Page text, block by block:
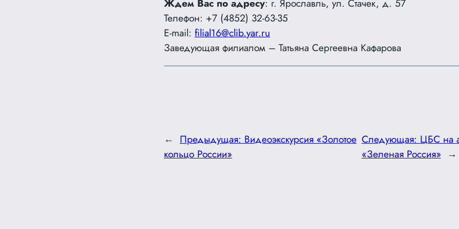
Ждем Вас по адресу: г. Ярославль, ул. Стачек, д. 57
Телефон: +7 (4852) 32-63-35
E-mail: filial16@clib.yar.ru
Заведующая филиалом – Татьяна Сергеевна Кафарова
← Предыдущая: Видеоэкскурсия «Золотое
кольцо России»
Следующая: ЦБС на
«Зеленая Россия» →